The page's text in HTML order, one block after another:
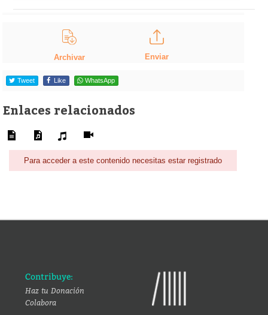
Archivar Enviar
Tweet Like WhatsApp
Enlaces relacionados
Para acceder a este contenido necesitas estar registrado
Contribuye:
Haz tu Donación
Colabora